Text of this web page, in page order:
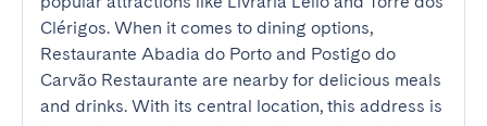
Clérigos. When it comes to dining options,
Restaurante Abadia do Porto and Postigo do
Carvão Restaurante are nearby for delicious meals
and drinks. With its central location, this address is